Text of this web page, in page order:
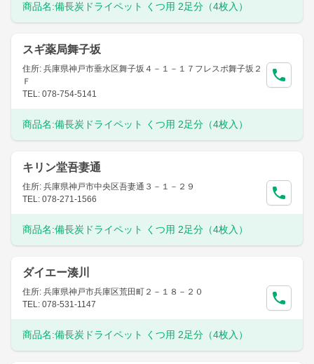
商品名:備長炭ドライペット くつ用 2足分（4枚入）
スギ薬局舞子坂
住所: 兵庫県神戸市垂水区舞子坂４－１－１７フレスポ舞子坂２
Ｆ
TEL: 078-754-5141
商品名:備長炭ドライペット くつ用 2足分（4枚入）
キリン堂吾妻通
住所: 兵庫県神戸市中央区吾妻通３－１－２９
TEL: 078-271-1566
商品名:備長炭ドライペット くつ用 2足分（4枚入）
ダイエー湊川
住所: 兵庫県神戸市兵庫区荒田町２－１８－２０
TEL: 078-531-1147
商品名:備長炭ドライペット くつ用 2足分（4枚入）